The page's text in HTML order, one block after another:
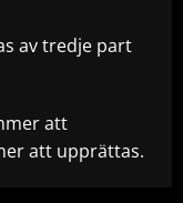
av tredje part
att
att upprättas.